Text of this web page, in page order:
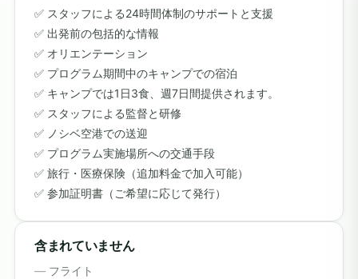
スタッフによる24時間体制のサポートと支援
出発前の包括的な情報
オリエンテーション
プログラム期間中のキャンプでの宿泊
キャンプでは1日3食、週7日間提供されます。
スタッフによる監督と研修
ノシベ空港での送迎
プログラム実施場所への交通手段
旅行・医療保険（追加料金で加入可能）
参加証明書（ご希望に応じて発行）
含まれていません
フライト